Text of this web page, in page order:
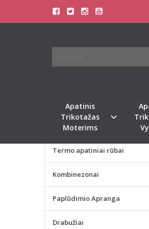
Apatinis
Trikotažas
Moterims
Valentino dienos dovana
Liemenėlės
Termo apatiniai rūbai
Kombinezonai
Paplūdimio Apranga
Drabužiai